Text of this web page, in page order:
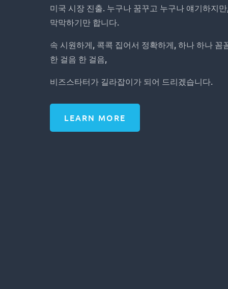
미국 시장 진출. 누구나 꿈꾸고 누구나 얘기하지
막막하기만 합니다.
속 시원하게, 콕콕 집어서 정확하게, 하나 하나 꼼
한 걸음 한 걸음,
비즈스타터가 길라잡이가 되어 드리겠습니다.
LEARN MORE